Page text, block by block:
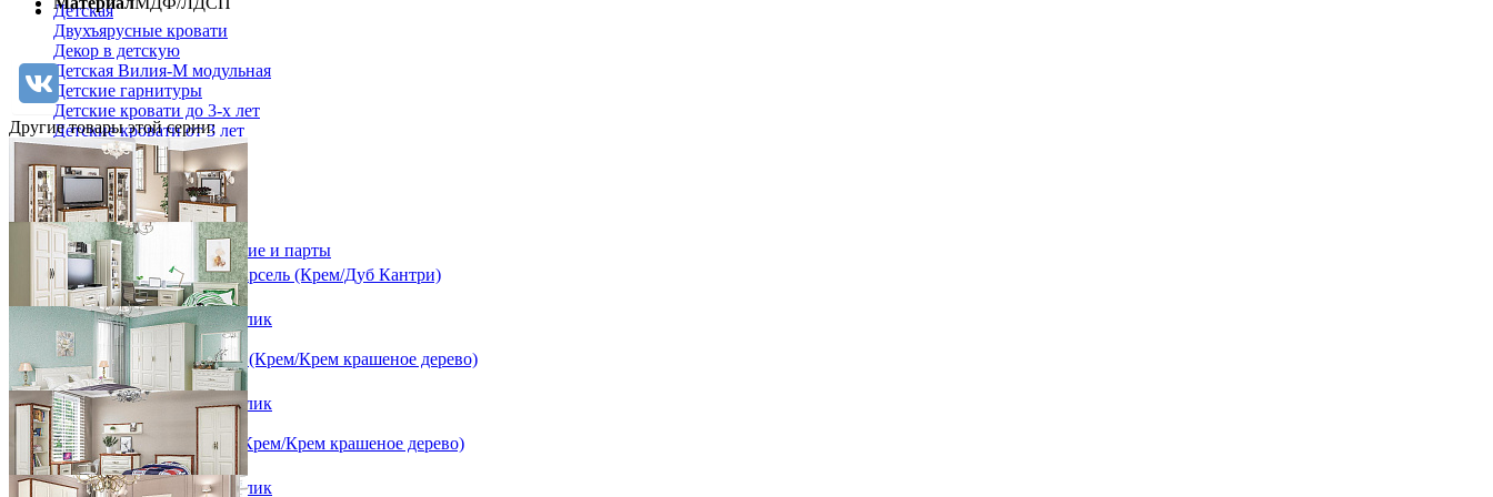
Детская
Двухъярусные кровати
Декор в детскую
Детская Вилия-М модульная
Детские гарнитуры
Детские кровати до 3-х лет
Детские кровати от 3 лет
Комоды классические
Комоды пеленальные
Кровати домики
Полки детские
Стеллажи детские
Столы письменные детские и парты
Тумбы для детей
Шведская стенка
Шкафы детские
Ящики и короба
Другие товары этой серии:
Набор мебели для гостиной Марсель (Крем/Дуб Кантри)
от 314 730 ₽
В корзину Быстро купить в 1 клик
Спальный гарнитур Марсель 1 (Крем/Крем крашеное дерево)
от 236 198 ₽
В корзину Быстро купить в 1 клик
Спальный гарнитур Марсель (Крем/Крем крашеное дерево)
от 295 407 ₽
В корзину Быстро купить в 1 клик